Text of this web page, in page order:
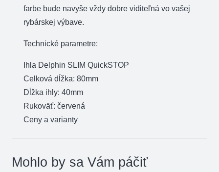
farbe bude navyše vždy dobre viditeľná vo vašej
rybárskej výbave.
Technické parametre:
Ihla Delphin SLIM QuickSTOP
Celková dĺžka: 80mm
Dĺžka ihly: 40mm
Rukoväť: červená
Ceny a varianty
Mohlo by sa Vám páčiť